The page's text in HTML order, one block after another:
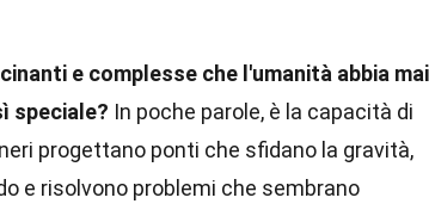
e complesse che l'umanità abbia mai
speciale? In poche parole, è la capacità di
progettano ponti che sfidano la gravità,
e risolvono problemi che sembrano